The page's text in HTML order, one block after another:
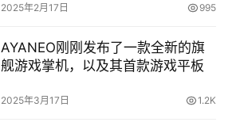
2025年2月17日 995
AYANEO刚刚发布了一款全新的旗
舰游戏掌机，以及其首款游戏平板
2025年3月17日 1.2K